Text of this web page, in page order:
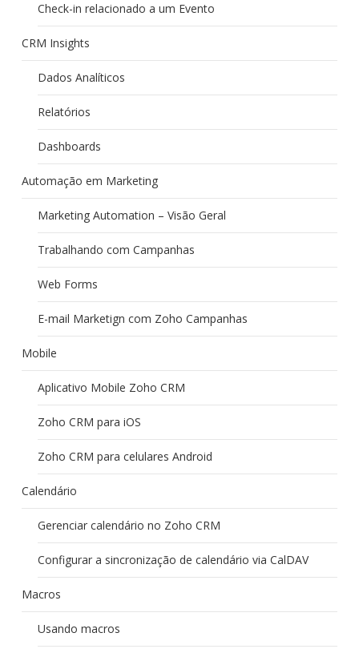
Check-in relacionado a um Evento
CRM Insights
Dados Analíticos
Relatórios
Dashboards
Automação em Marketing
Marketing Automation – Visão Geral
Trabalhando com Campanhas
Web Forms
E-mail Marketign com Zoho Campanhas
Mobile
Aplicativo Mobile Zoho CRM
Zoho CRM para iOS
Zoho CRM para celulares Android
Calendário
Gerenciar calendário no Zoho CRM
Configurar a sincronização de calendário via CalDAV
Macros
Usando macros